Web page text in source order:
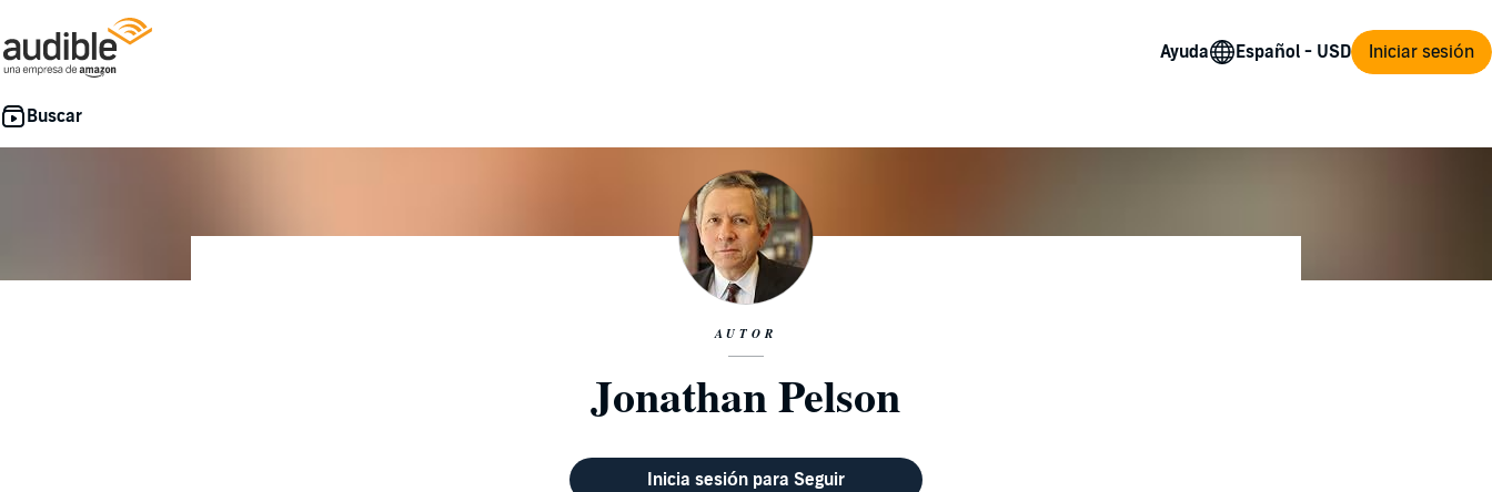
Ayuda Iniciar sesión
AUTOR
Jonathan Pelson
Inicia sesión para Seguir